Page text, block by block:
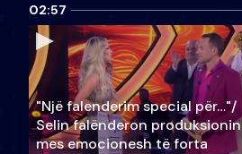
02:57
"Një falenderim special për…"/
Selin falënderon produksionin
mes emocionesh të forta